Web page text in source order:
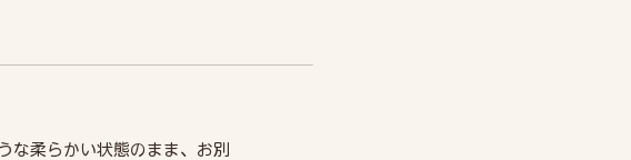
な柔らかい状態のまま、お別